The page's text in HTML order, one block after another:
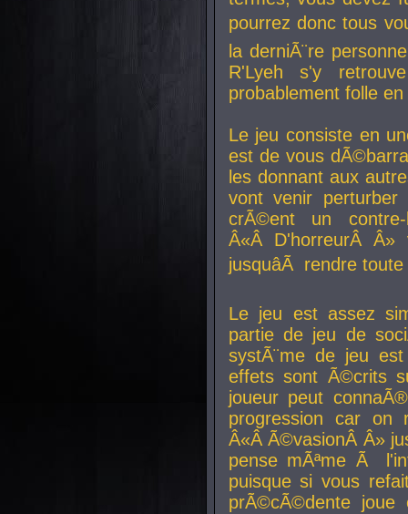
pourrez donc tous
la derniÃ¨re
R'Lyeh s'y
probablement folle
Le jeu consiste en
est de vous
les donnant aux
vont venir perturber
crÃ©ent un
Â«Â D'horreurÂ
jusquâÃ rendre
Le jeu est assez
partie de jeu de
systÃ¨me de jeu
effets sont Ã©crits
joueur peut
progression car
Â«Â Ã©vasionÂ Â»
pense mÃªme Ã
puisque si vous
prÃ©cÃ©dente